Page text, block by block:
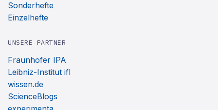
Sonderhefte
Einzelhefte
UNSERE PARTNER
Fraunhofer IPA
Leibniz-Institut ifl
wissen.de
ScienceBlogs